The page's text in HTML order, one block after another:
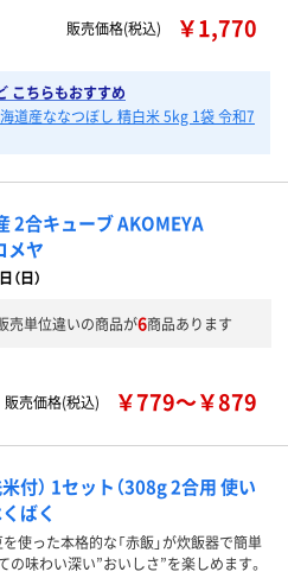
販売価格(税込)
￥1,770
こちらもおすすめ
海道産ななつぼし 精白米 5kg 1袋 令和7
2合キューブ AKOMEYA
メヤ
日）
売単位違いの商品が6商品あります
販売価格(税込)
￥779～￥879
付） 1セット（308g 2合用 使い
ばく
を使った本格的な「赤飯」が炊飯器で簡単
の味わい深い”おいしさ”を楽しめます。